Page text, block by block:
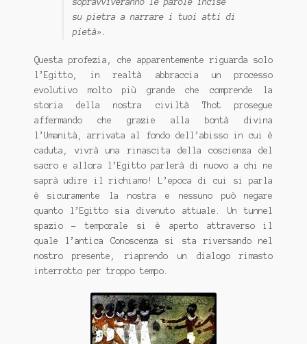
su pietra a narrare i tuoi atti di
pietà».
Questa profezia, che apparentemente riguarda solo
l’Egitto, in realtà abbraccia un processo
evolutivo molto più grande che comprende la
storia della nostra civiltà Thot prosegue
affermando che grazie alla bontà divina
l’Umanità, arrivata al fondo dell’abisso in cui è
caduta, vivrà una rinascita della coscienza del
sacro e allora l’Egitto parlerà di nuovo a chi ne
saprà udire il richiamo! L’epoca di cui si parla
è sicuramente la nostra e nessuno può negare
quanto l’Egitto sia divenuto attuale. Un tunnel
spazio - temporale si è aperto attraverso il
quale l’antica Conoscenza si sta riversando nel
nostro presente, riaprendo un dialogo rimasto
interrotto per troppo tempo.